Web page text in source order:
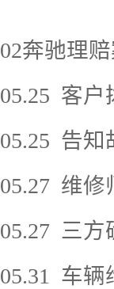
02奔驰理赔
05.25 客户
05.25 告知
05.27 维修
05.27 三方
05.31 车辆